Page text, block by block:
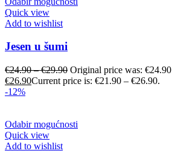
Quick view
Add to wishlist
Jesen u šumi
€24.90–€29.90 Original price was:
€26.90Current price is: €21.90 – €26.90.
-12%
Odabir mogućnosti
Quick view
Add to wishlist